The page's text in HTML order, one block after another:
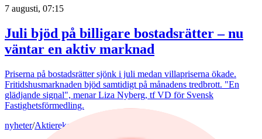
7 augusti, 07:15
Juli bjöd på billigare bostadsrätter – nu
väntar en aktiv marknad
Priserna på bostadsrätter sjönk i juli medan villapriserna ökade.
Fritidshusmarknaden bjöd samtidigt på månadens tredbrott. "En
glädjande signal", menar Liza Nyberg, tf VD för Svensk
Fastighetsförmedling.
nyheter/Aktierekommendationer